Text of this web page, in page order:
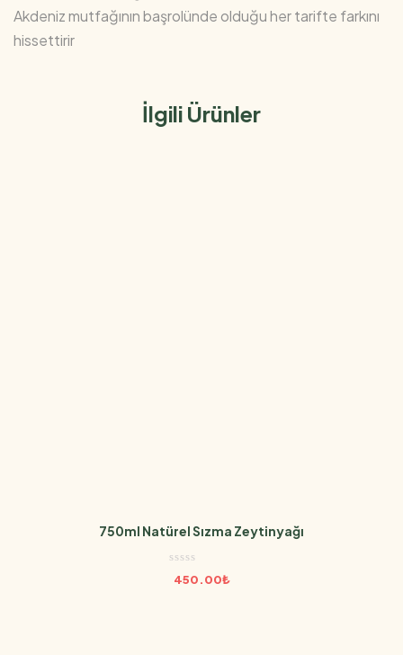
Akdeniz mutfağının başrolünde olduğu her tarifte farkını
hissettirir
İlgili Ürünler
750ml Natürel Sızma Zeytinyağı
450.00₺